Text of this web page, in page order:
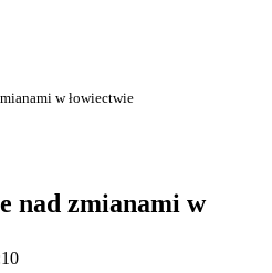
w łowiectwie
nad zmianami w